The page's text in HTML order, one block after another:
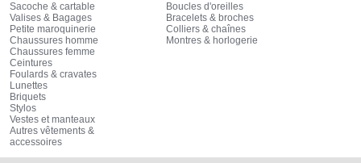
Sacoche & cartable
Valises & Bagages
Petite maroquinerie
Chaussures homme
Chaussures femme
Ceintures
Foulards & cravates
Lunettes
Briquets
Stylos
Vestes et manteaux
Autres vêtements &
accessoires
Boucles d'oreilles
Bracelets & broches
Colliers & chaînes
Montres & horlogerie